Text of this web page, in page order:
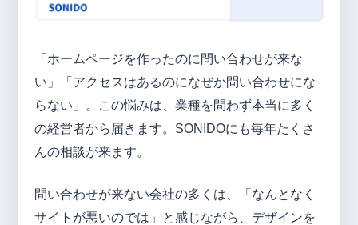
「ホームページを作ったのに問い合わせが来な
い」「アクセスはあるのになぜか問い合わせにな
らない」。この悩みは、業種を問わず本当に多く
の経営者から届きます。SONIDOにも毎年たくさ
んの相談が来ます。
問い合わせが来ない会社の多くは、「なんとなく
サイトが悪いのでは」と感じながら、デザインを